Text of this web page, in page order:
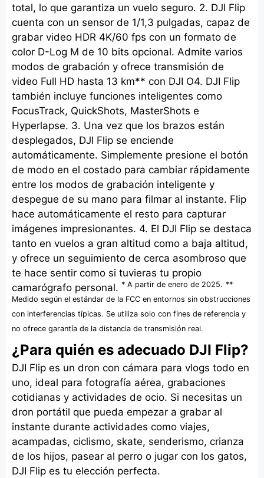
total, lo que garantiza un vuelo seguro. 2. DJI Flip
cuenta con un sensor de 1/1,3 pulgadas, capaz de
grabar video HDR 4K/60 fps con un formato de
color D-Log M de 10 bits opcional. Admite varios
modos de grabación y ofrece transmisión de
video Full HD hasta 13 km** con DJI O4. DJI Flip
también incluye funciones inteligentes como
FocusTrack, QuickShots, MasterShots e
Hyperlapse. 3. Una vez que los brazos están
desplegados, DJI Flip se enciende
automáticamente. Simplemente presione el botón
de modo en el costado para cambiar rápidamente
entre los modos de grabación inteligente y
despegue de su mano para filmar al instante. Flip
hace automáticamente el resto para capturar
imágenes impresionantes. 4. El DJI Flip se destaca
tanto en vuelos a gran altitud como a baja altitud,
y ofrece un seguimiento de cerca asombroso que
te hace sentir como si tuvieras tu propio
camarógrafo personal. * A partir de enero de 2025. **
Medido según el estándar de la FCC en entornos sin obstrucciones
con interferencias típicas. Se utiliza solo con fines de referencia y
no ofrece garantía de la distancia de transmisión real.
¿Para quién es adecuado DJI Flip?
DJI Flip es un dron con cámara para vlogs todo en
uno, ideal para fotografía aérea, grabaciones
cotidianas y actividades de ocio. Si necesitas un
dron portátil que pueda empezar a grabar al
instante durante actividades como viajes,
acampadas, ciclismo, skate, senderismo, crianza
de los hijos, pasear al perro o jugar con los gatos,
DJI Flip es tu elección perfecta.